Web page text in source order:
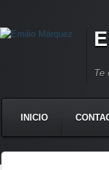
Te
INICIO